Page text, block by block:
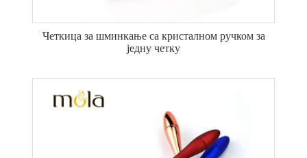
Четкица за шминкање са кристалном ручком за
једну четку